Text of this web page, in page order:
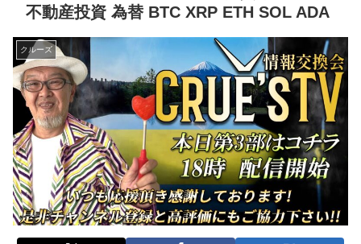
不動産投資 為替 BTC XRP ETH SOL ADA
クルーズ